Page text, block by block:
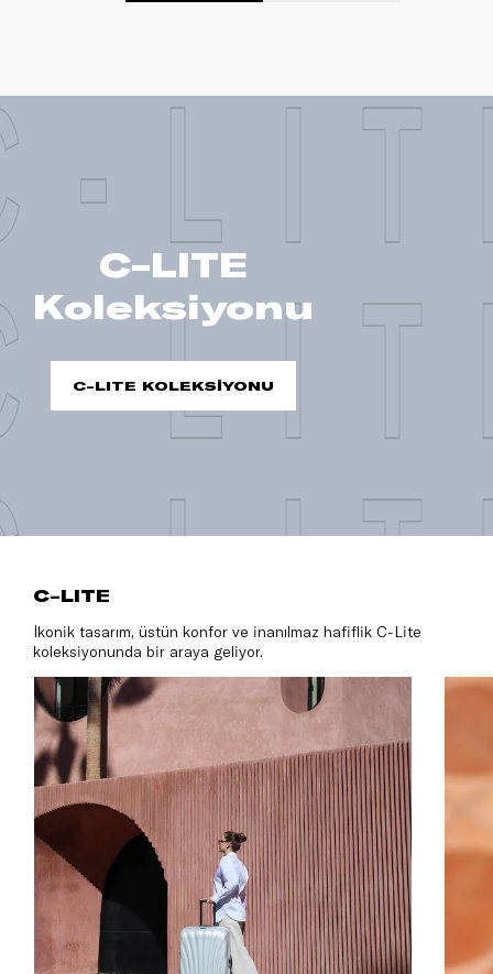
C-LITE
Koleksiyonu
C-LITE KOLEKSİYONU
C-LITE
İkonik tasarım, üstün konfor ve inanılmaz hafiflik C-Lite
koleksiyonunda bir araya geliyor.